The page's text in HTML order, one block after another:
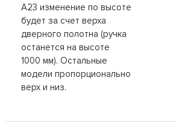
А23 изменение по высоте
будет за счет верха
дверного полотна (ручка
останется на высоте
1000 мм). Остальные
модели пропорционально
верх и низ.